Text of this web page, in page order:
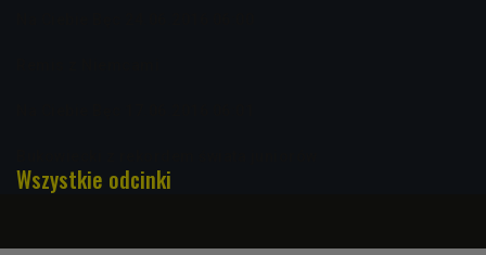
Wszystkie odcinki